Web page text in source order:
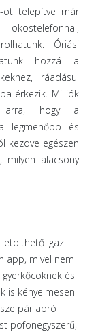
ot telepítve már
Óriási
hozzá a
ráadásul
érkezik. Milliók
arra, hogy a
legmenőbb és
kezdve egészen
milyen alacsony
letölthető igazi
app, mivel nem
és
is kényelmesen
pár apró
pofonegyszerű,